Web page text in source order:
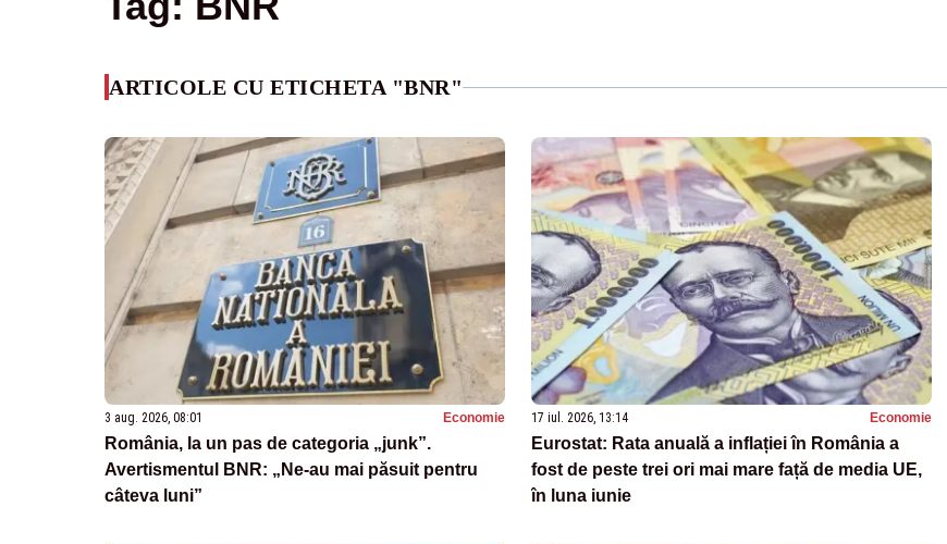
ARTICOLE CU ETICHETA "BNR"
3 aug. 2026, 08:01 Economie
România, la un pas de categoria „junk”.
Avertismentul BNR: „Ne-au mai păsuit pentru
câteva luni”
17 iul. 2026, 13:14 Economie
Eurostat: Rata anuală a inflației în România a
fost de peste trei ori mai mare față de media UE,
în luna iunie